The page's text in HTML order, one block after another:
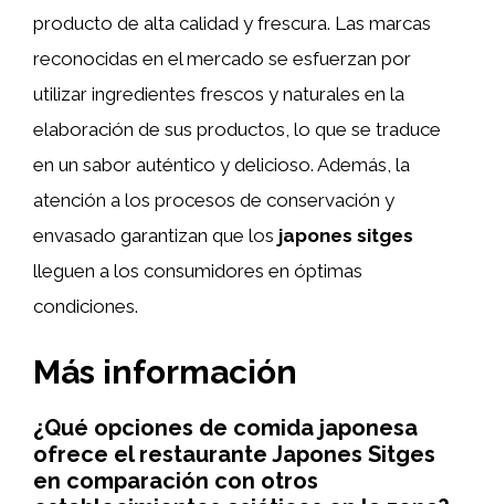
producto de alta calidad y frescura. Las marcas
reconocidas en el mercado se esfuerzan por
utilizar ingredientes frescos y naturales en la
elaboración de sus productos, lo que se traduce
en un sabor auténtico y delicioso. Además, la
atención a los procesos de conservación y
envasado garantizan que los japones sitges
lleguen a los consumidores en óptimas
condiciones.
Más información
¿Qué opciones de comida japonesa
ofrece el restaurante Japones Sitges
en comparación con otros